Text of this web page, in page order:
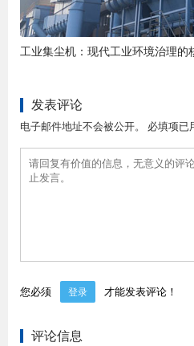
工业集尘机：现代工业环境治理的
发表评论
电子邮件地址不会被公开。 必填项已
您必须 登录 才能发表评论！
评论信息